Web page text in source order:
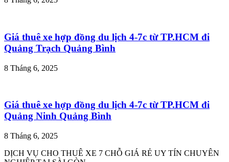
Giá thuê xe hợp đồng du lịch 4-7c từ TP.HCM đi
Quảng Trạch Quảng Bình
8 Tháng 6, 2025
Giá thuê xe hợp đồng du lịch 4-7c từ TP.HCM đi
Quảng Ninh Quảng Bình
8 Tháng 6, 2025
DỊCH VỤ CHO THUÊ XE 7 CHỖ GIÁ RẺ UY TÍN CHUYÊN